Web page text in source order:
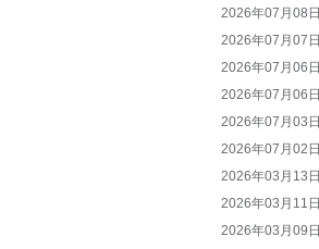
2026年07月08日
2026年07月07日
2026年07月06日
2026年07月06日
2026年07月03日
2026年07月02日
2026年03月13日
2026年03月11日
2026年03月09日